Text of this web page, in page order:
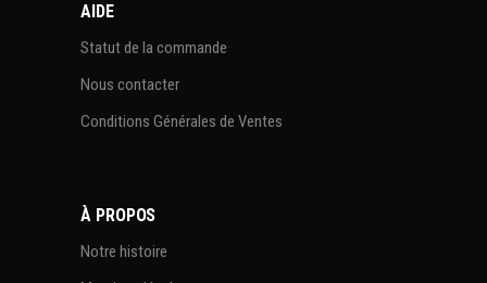
AIDE
Statut de la commande
Nous contacter
Conditions Générales de Ventes
À PROPOS
Notre histoire